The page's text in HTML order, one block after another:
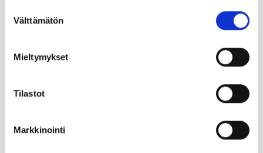
valinta
Välttämätön
Mieltymykset
Tilastot
Markkinointi
+358 40 525 8895